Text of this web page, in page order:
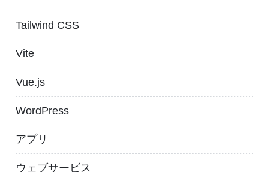
Tailwind CSS
Vite
Vue.js
WordPress
アプリ
ウェブサービス